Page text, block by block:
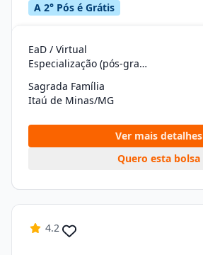
A 2° Pós é Grátis
EaD / Virtual
Especialização (pós-graduação)
Sagrada Família
Itaú de Minas/MG
Ver mais detalhes
Quero esta bolsa
4.2